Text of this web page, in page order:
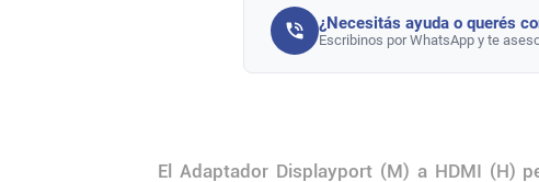
¿Necesitás ayuda o querés
Escribinos por WhatsApp y te
El Adaptador Displayport (M) a HDMI (H)